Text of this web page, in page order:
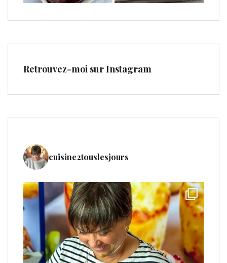
Retrouvez-moi sur Instagram
cuisine2touslesjours